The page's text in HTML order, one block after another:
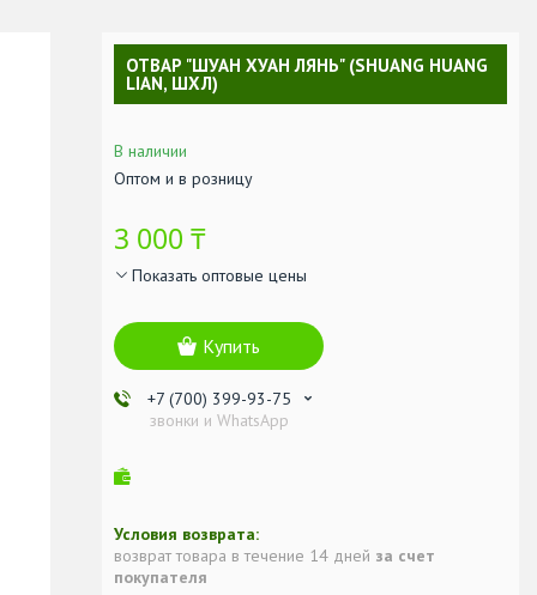
ОТВАР "ШУАН ХУАН ЛЯНЬ" (SHUANG HUANG
LIAN, ШХЛ)
В наличии
Оптом и в розницу
3 000 ₸
Показать оптовые цены
Купить
+7 (700) 399-93-75
звонки и WhatsApp
возврат товара в течение 14 дней за счет
покупателя